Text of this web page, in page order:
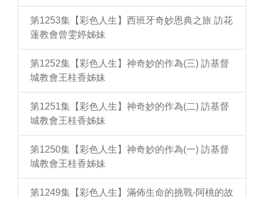
第1253集【彩色人生】西班牙奇妙恩典之旅 訪花
蓮教會曾雯婷姊妹
第1252集【彩色人生】神奇妙的作為(三) 訪基督
城教會王桂香姊妹
第1251集【彩色人生】神奇妙的作為(二) 訪基督
城教會王桂香姊妹
第1250集【彩色人生】神奇妙的作為(一) 訪基督
城教會王桂香姊妹
第1249集【彩色人生】滿佈生命的挑戰-阿桃的故